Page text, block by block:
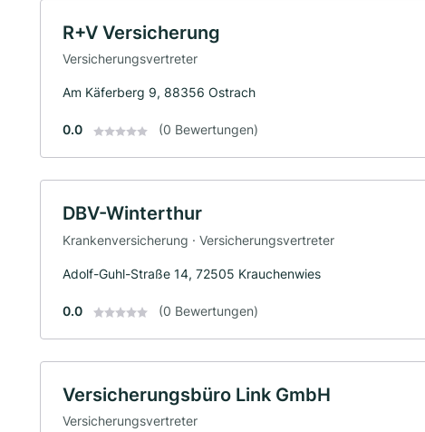
R+V Versicherung
Versicherungsvertreter
Am Käferberg 9, 88356 Ostrach
0.0 (0 Bewertungen)
DBV-Winterthur
Krankenversicherung · Versicherungsvertreter
Adolf-Guhl-Straße 14, 72505 Krauchenwies
0.0 (0 Bewertungen)
Versicherungsbüro Link GmbH
Versicherungsvertreter